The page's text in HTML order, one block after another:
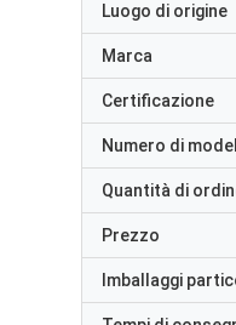
Luogo di origine
Marca
Certificazione
Numero di
Quantità di
Prezzo
Imballaggi